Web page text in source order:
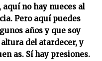
no hay nueces al
Pero aquí puedes
años y que soy
del atardecer, y
as. Sí hay presiones.